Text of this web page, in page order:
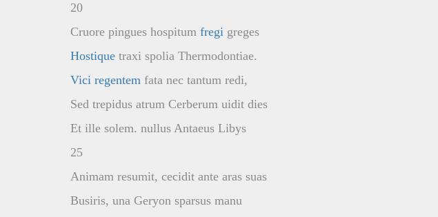
20
Cruore pingues hospitum fregi greges
Hostique traxi spolia Thermodontiae.
Vici regentem fata nec tantum redi,
Sed trepidus atrum Cerberum uidit dies
Et ille solem. nullus Antaeus Libys
25
Animam resumit, cecidit ante aras suas
Busiris, una Geryon sparsus manu